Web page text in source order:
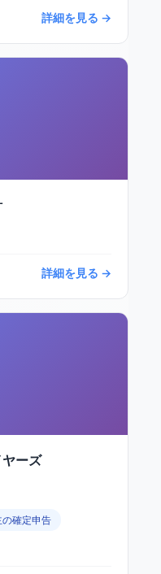
詳細を見る →
詳細を見る →
ーズ
確定申告